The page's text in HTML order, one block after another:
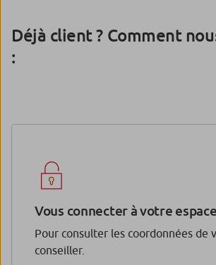
Déjà client ? Comment
:
Vous connecter à votre
Pour consulter les coordonnées de
conseiller.